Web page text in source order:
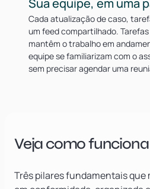
Sua equipe, em uma
Cada atualização de caso,
um feed compartilhado.
mantêm o trabalho em
equipe se familiarizam com o
sem precisar agendar uma
Veja como funciona
Três pilares fundamentais que